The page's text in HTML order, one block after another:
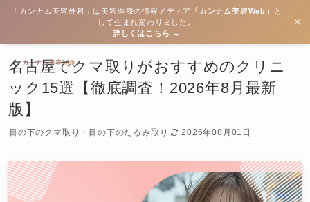
「カンナム美容外科」は美容医療の情報メディア 「カンナム美容Web」
と
して生まれ変わりました。
詳しくはこちら →
✕
名古屋でクマ取りがおすすめのクリニ
ック15選【徹底調査！2026年8月最新
版】
目の下のクマ取り・目の下のたるみ取り 2026年08月01日